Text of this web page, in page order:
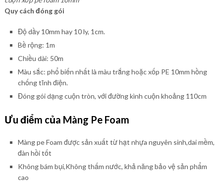
Quy cách đóng gói
Độ dầy 10mm hay 10 ly, 1cm.
Bề rộng: 1m
Chiều dài: 50m
Màu sắc: phổ biến nhất là màu trắng hoặc xốp PE 10mm hồng
chống tĩnh điện.
Đóng gói dạng cuộn tròn, với đường kình cuộn khoảng 110cm
Ưu điểm của Màng Pe Foam
Màng pe Foam được sản xuất từ hạt nhựa nguyên sinh,dai mềm,
đàn hồi tốt
Không bám bụi,Không thấm nước, khả năng bảo vệ sản phẩm
cao